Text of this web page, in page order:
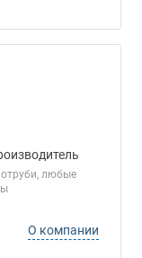
любые
О компании